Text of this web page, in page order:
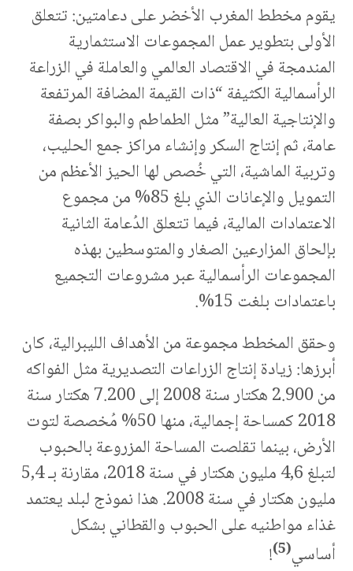
يقوم مخطط المغرب الأخضر على دعامتين: تتعلق
الأولى بتطوير عمل المجموعات الاستثمارية
المندمجة في الاقتصاد العالمي والعاملة في الزراعة
الرأسمالية الكثيفة “ذات القيمة المضافة المرتفعة
والإنتاجية العالية” مثل الطماطم والبواكر بصفة
عامة، ثم إنتاج السكر وإنشاء مراكز جمع الحليب،
وتربية الماشية، التي خُصص لها الحيز الأعظم من
التمويل والإعانات الذي بلغ 85% من مجموع
الاعتمادات المالية، فيما تتعلق الدُعامة الثانية
بإلحاق المزارعين الصغار والمتوسطين بهذه
المجموعات الرأسمالية عبر مشروعات التجميع
باعتمادات بلغت 15%.
وحقق المخطط مجموعة من الأهداف الليبرالية، كان
أبرزها: زيادة إنتاج الزراعات التصديرية مثل الفواكه
من 2.900 هكتار سنة 2008 إلى 7.200 هكتار سنة
2018 كمساحة إجمالية، منها 50% مُخصصة لتوت
الأرض، بينما تقلصت المساحة المزروعة بالحبوب
لتبلغ 4,6 مليون هكتار في سنة 2018، مقارنة بـ 5,4
مليون هكتار في سنة 2008. هذا نموذج لبلد يعتمد
غذاء مواطنيه على الحبوب والقطاني بشكل
أساسي(5)
!